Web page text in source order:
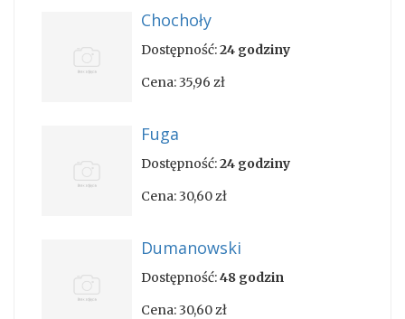
Chochoły
Dostępność:24 godziny
Cena:35,96 zł
Fuga
Dostępność:24 godziny
Cena:30,60 zł
Dumanowski
Dostępność:48 godzin
Cena:30,60 zł